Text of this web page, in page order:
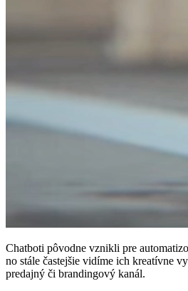
Chatboti pôvodne vznikli pre
no stále častejšie vidíme ich kreatívne
predajný či brandingový kanál.